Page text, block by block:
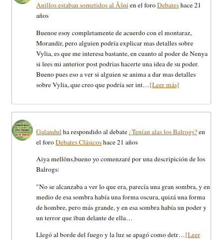
Anillos estaban sometidos al Ãšnien el foroDebateshace 21
años
Buenoe esoy completamente de acuerdo con el montaraz,
Morandir, pero alguien podrí­a explicar mas detalles sobre
Vylia, es que me interesa bastante, en cuanto al poder de Nenya
si lees mi anterior post podrias hacerte una idea de su poder.
Bueno pues eso a ver si alguien se anima a dar mas detalles
sobre Vylia, que creo que podrí­a ser int…[Leer más]
Galandulha respondido al debate¿Tenían alas los Balrogs?en
el foroDebates Clásicoshace 21 años
Aiya mellöns,bueno yo comenzaré por una descripición de los
Balrogs:
"No se alcanzaba a ver lo que era, parecía una gran sombra, y en
medio de esa sombra había una forma oscura, quizá una forma
de hombre, pero más grande, y en esa sombra había un poder y
un terror que iban delante de ella…
Llegó al borde del fuego y la luz se apagó como detr…[Leer